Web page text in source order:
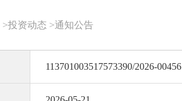
>投资动态 >通知公告
113701003517573390/2026-00456